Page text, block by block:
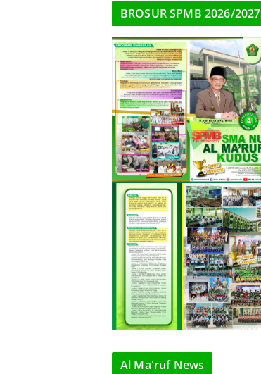
BROSUR SPMB 2026/2027
Al Ma'ruf News